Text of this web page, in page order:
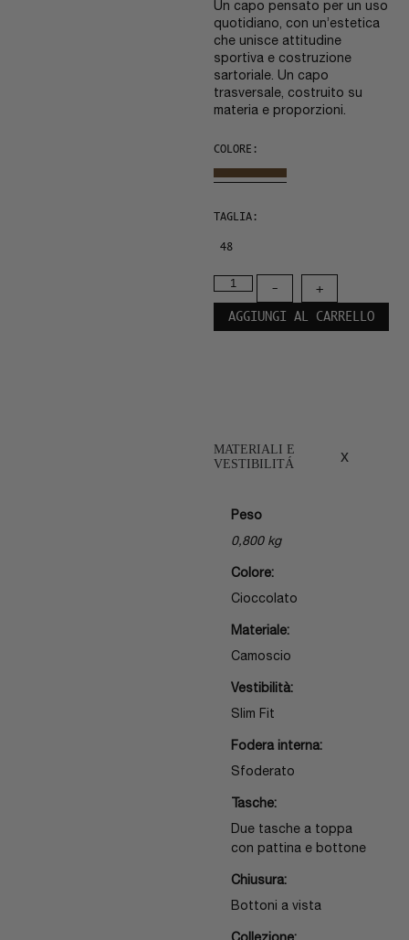
Un capo pensato per un uso
quotidiano, con un’estetica
che unisce attitudine
sportiva e costruzione
sartoriale. Un capo
trasversale, costruito su
materia e proporzioni.
COLORE:
TAGLIA:
48
-
+
AGGIUNGI AL CARRELLO
MATERIALI E
VESTIBILITÁ
x
Peso
0,800 kg
Colore:
Cioccolato
Materiale:
Camoscio
Vestibilità:
Slim Fit
Fodera interna:
Sfoderato
Tasche:
Due tasche a toppa
con pattina e bottone
Chiusura:
Bottoni a vista